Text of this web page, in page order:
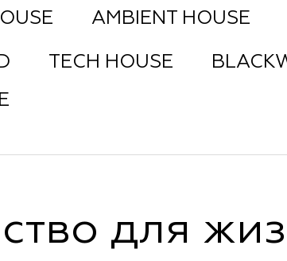
AMBIENT HOUSE
TECH HOUSE
для